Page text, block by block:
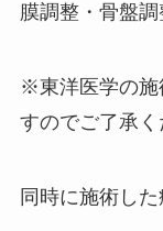
膜調整・骨盤
※東洋医学の施
すのでご了承く
同時に施術した